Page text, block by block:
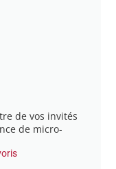
de vos invités
de micro-